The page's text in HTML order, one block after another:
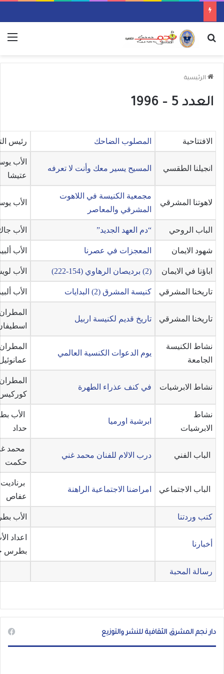
بحث عن
الرئيسية
العدد 5 – 1996
الافتتاحية المصلوب الضاحك رئيس
انجيلنا الطقسي المسيح يسير معك وأنت لا تعرفه
الأب
عتيشا
لاهوتنا المشرقي
مجمعية الكنيسة في اللاهوت
المشرقي والمعاصر
الأب
الباب الروحي “دم العهد الجديد” الأب
شهود الايمان المعجزات في عصرنا الأب
اباؤنا في الايمان (2) برديصان الرهاوي (154-222) الأب
تاريخنا المشرقي كنيسة المشرق (2) البدايات الأب
تاريخنا المشرقي تاريخ قديم لكنيسة اربيل
نشاط الكنيسة
الجامعة
يوم الدعوات الكنسية العالمي
نشاط الابرشيات في كنف عذراء الطهرة
نشاط
الابرشيات
ابرشية اورميا
الأب
حداد
الباب الفني درب الالام للفنان محمد غني
محمد
حكمت
الباب الاجتماعي امراضنا الاجتماعية الراهنة
عفاص
كتب وردتنا الأب
أخبارنا
اعداد
بطرس
رسالة المحبة
دار نجم المشرق الثقافية للنشر والتوزيع